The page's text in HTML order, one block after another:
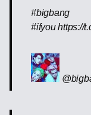
#bigbang
#ifyou https://